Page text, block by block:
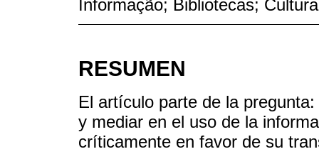
Informação; Bibliotecas;
RESUMEN
El artículo parte de la
y mediar en el uso de la
críticamente en favor de su